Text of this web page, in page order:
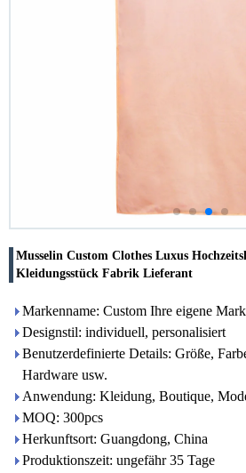
Musselin Custom Clothes Luxus
Kleidungsstück Fabrik Lieferant
Markenname: Custom Ihre eigene
Designstil: individuell, personalisiert
Benutzerdefinierte Details: Größe,
Hardware usw.
Anwendung: Kleidung, Boutique,
MOQ: 300pcs
Herkunftsort: Guangdong, China
Produktionszeit: ungefähr 35 Tage